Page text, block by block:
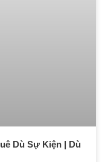
Dù Sự Kiện | Dù